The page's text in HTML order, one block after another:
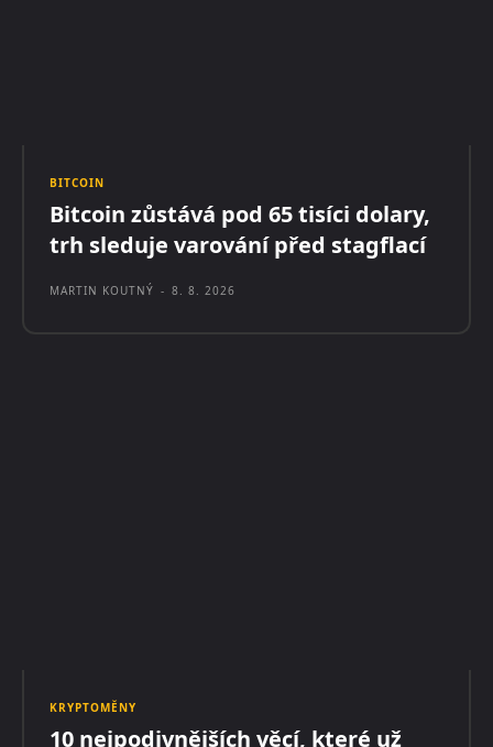
BITCOIN
Bitcoin zůstává pod 65 tisíci dolary,
trh sleduje varování před stagflací
MARTIN KOUTNÝ - 8. 8. 2026
KRYPTOMĚNY
10 nejpodivnějších věcí, které už